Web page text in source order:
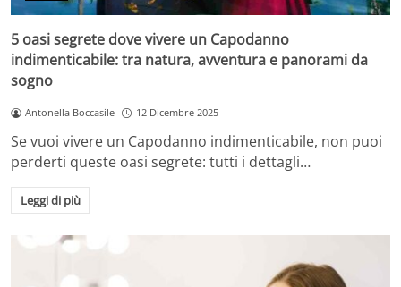
5 oasi segrete dove vivere un Capodanno
indimenticabile: tra natura, avventura e panorami da
sogno
Antonella Boccasile 12 Dicembre 2025
Se vuoi vivere un Capodanno indimenticabile, non puoi
perderti queste oasi segrete: tutti i dettagli…
Leggi di più